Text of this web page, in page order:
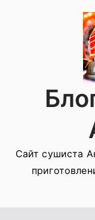
Сайт сушиста